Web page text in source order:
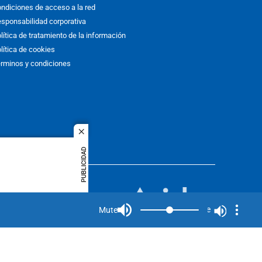
close
PUBLICIDAD
de acceso a la red
corporativa
de tratamiento de la información
de cookies
y condiciones
idioma
Mute
Mute